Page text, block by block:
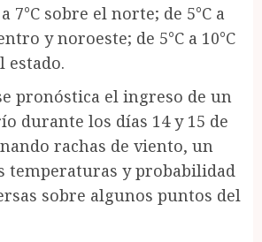
7°C sobre el norte; de 5°C a
y noroeste; de 5°C a 10°C
estado.
pronóstica el ingreso de un
durante los días 14 y 15 de
rachas de viento, un
temperaturas y probabilidad
sobre algunos puntos del